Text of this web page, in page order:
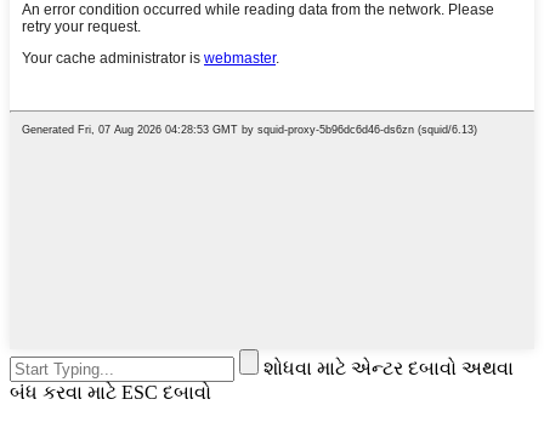
શોધવા માટે એન્ટર દબાવો અથવા
બંધ કરવા માટે ESC દબાવો